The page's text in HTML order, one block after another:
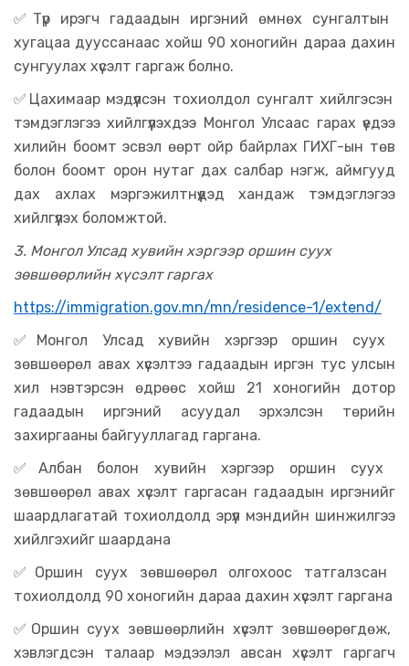
✅ Түр ирэгч гадаадын иргэний өмнөх сунгалтын
хугацаа дууссанаас хойш 90 хоногийн дараа дахин
сунгуулах хүсэлт гаргаж болно.
✅ Цахимаар мэдүүлсэн тохиолдол сунгалт хийлгэсэн
тэмдэглэгээ хийлгүүлэхдээ Монгол Улсаас гарах үедээ
хилийн боомт эсвэл өөрт ойр байрлах ГИХГ-ын төв
болон боомт орон нутаг дах салбар нэгж, аймгууд
дах ахлах мэргэжилтнүүдэд хандаж тэмдэглэгээ
хийлгүүлэх боломжтой.
3. Монгол Улсад хувийн хэргээр оршин суух
зөвшөөрлийн хүсэлт гаргах
https://immigration.gov.mn/mn/residence-1/extend/
✅ Монгол Улсад хувийн хэргээр оршин суух
зөвшөөрөл авах хүсэлтээ гадаадын иргэн тус улсын
хил нэвтэрсэн өдрөөс хойш 21 хоногийн дотор
гадаадын иргэний асуудал эрхэлсэн төрийн
захиргааны байгууллагад гаргана.
✅ Албан болон хувийн хэргээр оршин суух
зөвшөөрөл авах хүсэлт гаргасан гадаадын иргэнийг
шаардлагатай тохиолдолд эрүүл мэндийн шинжилгээ
хийлгэхийг шаардана
✅ Оршин суух зөвшөөрөл олгохоос татгалзсан
тохиолдолд 90 хоногийн дараа дахин хүсэлт гаргана
✅ Оршин суух зөвшөөрлийн хүсэлт зөвшөөрөгдөж,
хэвлэгдсэн талаар мэдээлэл авсан хүсэлт гаргагч